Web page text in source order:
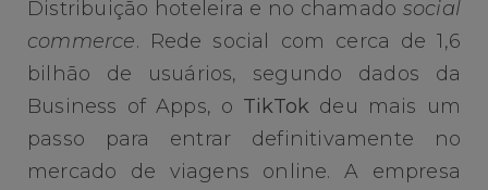
Distribuição hoteleira e no chamado social
commerce. Rede social com cerca de 1,6
bilhão de usuários, segundo dados da
Business of Apps, o TikTok deu mais um
passo para entrar definitivamente no
mercado de viagens online. A empresa